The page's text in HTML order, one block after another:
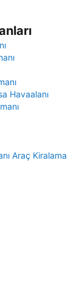
Havaalanı
Araç Kiralama